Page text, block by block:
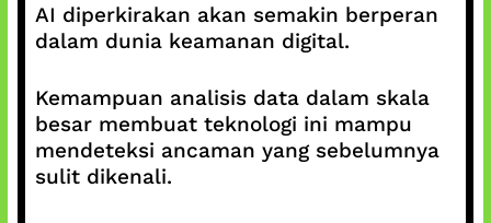
AI diperkirakan akan semakin berperan
dalam dunia keamanan digital.
Kemampuan analisis data dalam skala
besar membuat teknologi ini mampu
mendeteksi ancaman yang sebelumnya
sulit dikenali.